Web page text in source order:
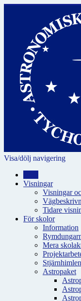
Visa/dölj navigering
Visningar
Visningar
Tidare
För skolor
Information
Mera
Stjärnhimlen
Astropaket